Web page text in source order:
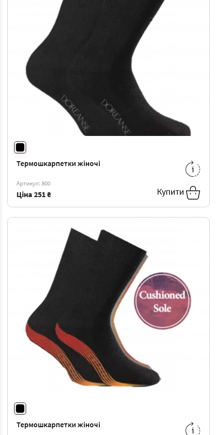
Термошкарпетки жіночі
Артикул: 800
Ціна 251 ₴ Купити
36-40
Термошкарпетки жіночі